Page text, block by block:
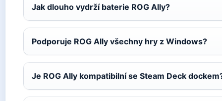
Jak dlouho vydrží baterie ROG Ally?
Podporuje ROG Ally všechny hry z Windows?
Je ROG Ally kompatibilní se Steam Deck